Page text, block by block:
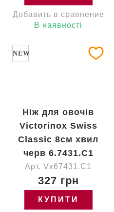
Добавить в сравнение
В наявності
NEW
Ніж для овочів
Victorinox Swiss
Classic 8см хвил
черв 6.7431.C1
Арт. Vx67431.C1
327 грн
КУПИТИ